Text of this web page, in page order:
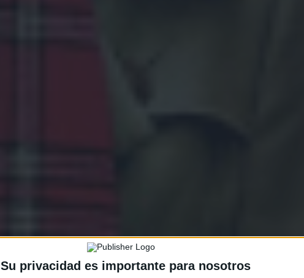
Su privacidad es importante para nosotros